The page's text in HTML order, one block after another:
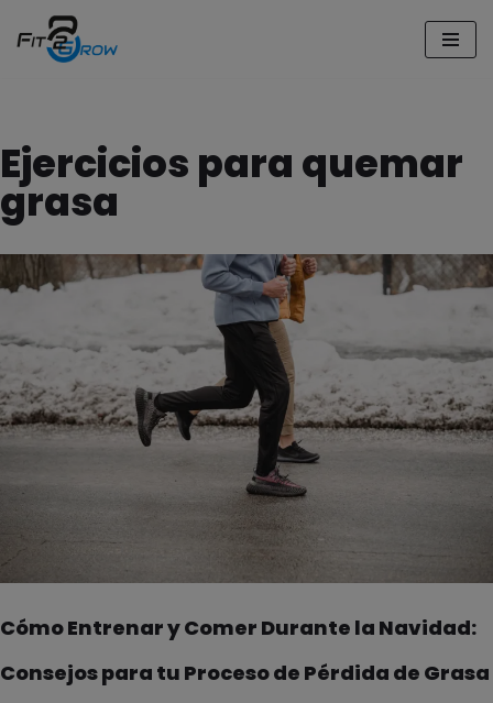
Saltar
Ejercicios para quemar
grasa
Cómo Entrenar y Comer Durante la Navidad:
Consejos para tu Proceso de Pérdida de Grasa